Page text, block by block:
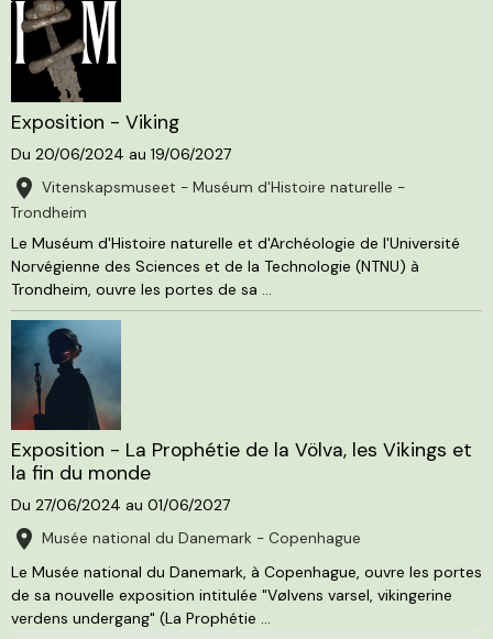
Exposition - Viking
Du 20/06/2024 au 19/06/2027
Vitenskapsmuseet - Muséum d'Histoire naturelle -
Trondheim
Le Muséum d'Histoire naturelle et d'Archéologie de l'Université
Norvégienne des Sciences et de la Technologie (NTNU) à
Trondheim, ouvre les portes de sa ...
Exposition - La Prophétie de la Völva, les Vikings et
la fin du monde
Du 27/06/2024 au 01/06/2027
Musée national du Danemark - Copenhague
Le Musée national du Danemark, à Copenhague, ouvre les portes
de sa nouvelle exposition intitulée "Vølvens varsel, vikingerine
verdens undergang" (La Prophétie ...